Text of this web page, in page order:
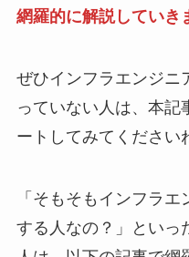
網羅的に解説していき
ぜひインフラエンジニ
っていない人は、本記
ートしてみてください
「そもそもインフラ
する人なの？」といっ